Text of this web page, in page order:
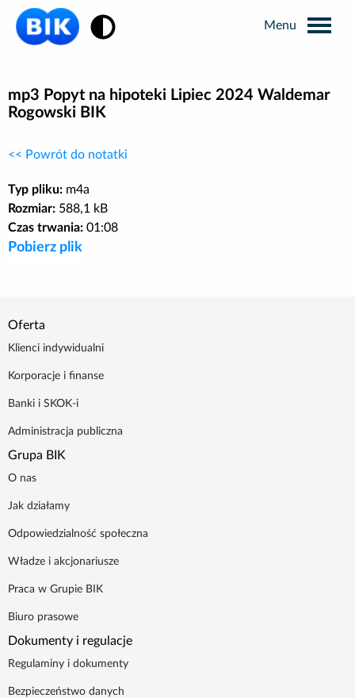
Analizy rynkowe
Publikacje BIK
Kontakt dla mediów
Poradnik BIK
Załóż konto
mp3 Popyt na hipoteki Lipiec 2024 Waldemar
Rogowski BIK
<< Powrót do notatki
Typ pliku: m4a
Rozmiar: 588,1 kB
Czas trwania: 01:08
Pobierz plik
Oferta
Klienci indywidualni
Korporacje i finanse
Banki i SKOK-i
Administracja publiczna
Grupa BIK
O nas
Jak działamy
Odpowiedzialność społeczna
Władze i akcjonariusze
Praca w Grupie BIK
Biuro prasowe
Dokumenty i regulacje
Regulaminy i dokumenty
Bezpieczeństwo danych